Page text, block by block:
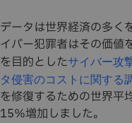
データは世界経済の多く
イバー犯罪者はその価値
を目的としたサイバー攻
タ侵害のコストに関する
を修復するための世界平
15％増加しました。